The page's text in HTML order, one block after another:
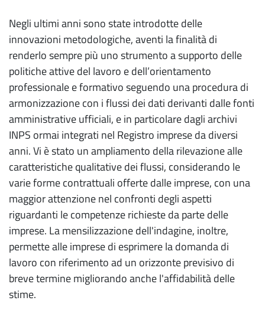
Negli ultimi anni sono state introdotte delle
innovazioni metodologiche, aventi la finalità di
renderlo sempre più uno strumento a supporto delle
politiche attive del lavoro e dell’orientamento
professionale e formativo seguendo una procedura di
armonizzazione con i flussi dei dati derivanti dalle fonti
amministrative ufficiali, e in particolare dagli archivi
INPS ormai integrati nel Registro imprese da diversi
anni. Vi è stato un ampliamento della rilevazione alle
caratteristiche qualitative dei flussi, considerando le
varie forme contrattuali offerte dalle imprese, con una
maggior attenzione nel confronti degli aspetti
riguardanti le competenze richieste da parte delle
imprese. La mensilizzazione dell'indagine, inoltre,
permette alle imprese di esprimere la domanda di
lavoro con riferimento ad un orizzonte previsivo di
breve termine migliorando anche l'affidabilità delle
stime.